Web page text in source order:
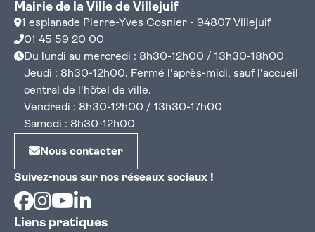
Mairie de la Ville de Villejuif
1 esplanade Pierre-Yves Cosnier - 94807 Villejuif
01 45 59 20 00
Du lundi au mercredi : 8h30-12h00 / 13h30-18h00
Jeudi : 8h30-12h00. Fermé l'après-midi, sauf l'accueil
central de l'hôtel de ville.
Vendredi : 8h30-12h00 / 13h30-17h00
Samedi : 8h30-12h00
Nous contacter
Suivez-nous sur nos réseaux sociaux !
Facebook
Instagram
Youtube
Liens pratiques